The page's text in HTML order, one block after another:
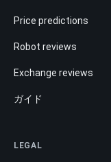
Price predictions
Robot reviews
Exchange reviews
ガイド
LEGAL